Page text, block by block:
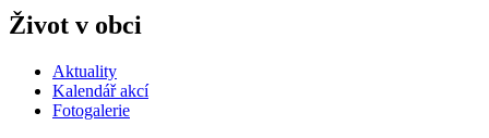
Život v obci
Aktuality
Kalendář akcí
Fotogalerie